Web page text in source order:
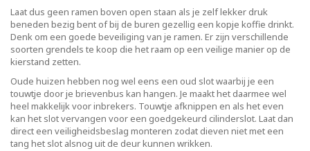
Laat dus geen ramen boven open staan als je zelf lekker druk
beneden bezig bent of bij de buren gezellig een kopje koffie drinkt.
Denk om een goede beveiliging van je ramen. Er zijn verschillende
soorten grendels te koop die het raam op een veilige manier op de
kierstand zetten.
Oude huizen hebben nog wel eens een oud slot waarbij je een
touwtje door je brievenbus kan hangen. Je maakt het daarmee wel
heel makkelijk voor inbrekers. Touwtje afknippen en als het even
kan het slot vervangen voor een goedgekeurd cilinderslot. Laat dan
direct een veiligheidsbeslag monteren zodat dieven niet met een
tang het slot alsnog uit de deur kunnen wrikken.